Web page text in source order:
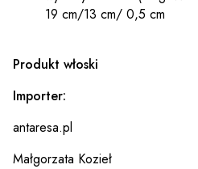
19 cm/13 cm/ 0,5 cm
Produkt włoski
Importer:
antaresa.pl
Małgorzata Kozieł